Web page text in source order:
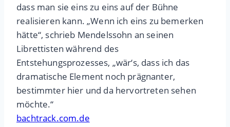
dass man sie eins zu eins auf der Bühne
realisieren kann. „Wenn ich eins zu bemerken
hätte“, schrieb Mendelssohn an seinen
Librettisten während des
Entstehungsprozesses, „wär‘s, dass ich das
dramatische Element noch prägnanter,
bestimmter hier und da hervortreten sehen
möchte.“
bachtrack.com.de